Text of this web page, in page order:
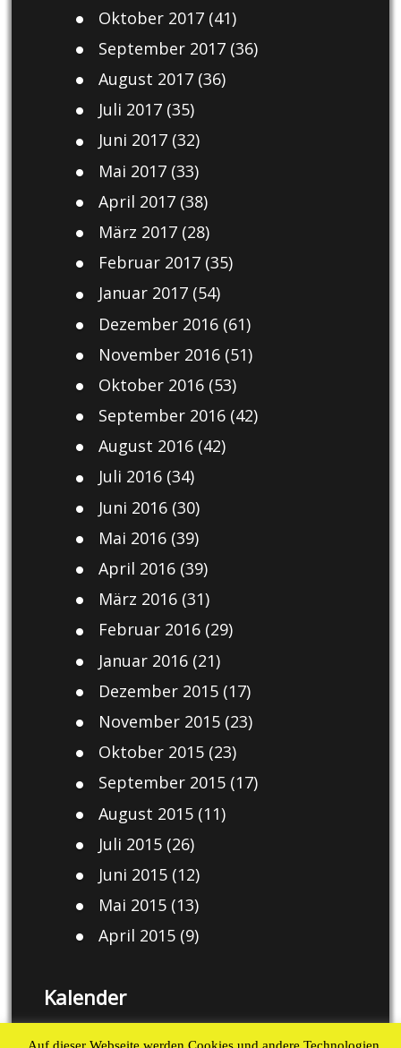
Oktober 2017(41)
September 2017(36)
August 2017(36)
Juli 2017(35)
Juni 2017(32)
Mai 2017(33)
April 2017(38)
März 2017(28)
Februar 2017(35)
Januar 2017(54)
Dezember 2016(61)
November 2016(51)
Oktober 2016(53)
September 2016(42)
August 2016(42)
Juli 2016(34)
Juni 2016(30)
Mai 2016(39)
April 2016(39)
März 2016(31)
Februar 2016(29)
Januar 2016(21)
Dezember 2015(17)
November 2015(23)
Oktober 2015(23)
September 2015(17)
August 2015(11)
Juli 2015(26)
Juni 2015(12)
Mai 2015(13)
April 2015(9)
Kalender